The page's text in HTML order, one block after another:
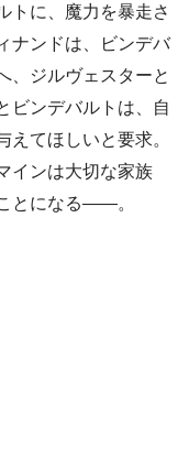
トに、魔力を暴走さ
ナンドは、ビンデバ
、ジルヴェスターと
ビンデバルトは、自
てほしいと要求。
インは大切な家族
とになる――。